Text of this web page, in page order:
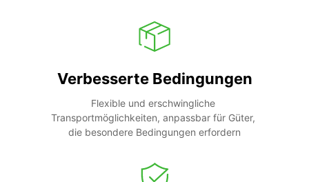
Verbesserte Bedingungen
Flexible und erschwingliche
Transportmöglichkeiten, anpassbar für Güter,
die besondere Bedingungen erfordern